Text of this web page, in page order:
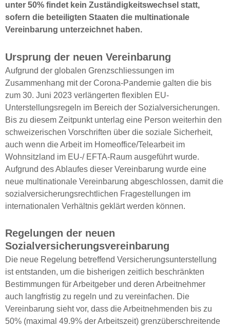
unter 50% findet kein Zuständigkeitswechsel statt,
sofern die beteiligten Staaten die multinationale
Vereinbarung unterzeichnet haben.
Ursprung der neuen Vereinbarung
Aufgrund der globalen Grenzschliessungen im
Zusammenhang mit der Corona-Pandemie galten die bis
zum 30. Juni 2023 verlängerten flexiblen EU-
Unterstellungsregeln im Bereich der Sozialversicherungen.
Bis zu diesem Zeitpunkt unterlag eine Person weiterhin den
schweizerischen Vorschriften über die soziale Sicherheit,
auch wenn die Arbeit im Homeoffice/Telearbeit im
Wohnsitzland im EU-/ EFTA-Raum ausgeführt wurde.
Aufgrund des Ablaufes dieser Vereinbarung wurde eine
neue multinationale Vereinbarung abgeschlossen, damit die
sozialversicherungsrechtlichen Fragestellungen im
internationalen Verhältnis geklärt werden können.
Regelungen der neuen
Sozialversicherungsvereinbarung
Die neue Regelung betreffend Versicherungsunterstellung
ist entstanden, um die bisherigen zeitlich beschränkten
Bestimmungen für Arbeitgeber und deren Arbeitnehmer
auch langfristig zu regeln und zu vereinfachen. Die
Vereinbarung sieht vor, dass die Arbeitnehmenden bis zu
50% (maximal 49.9% der Arbeitszeit) grenzüberschreitende